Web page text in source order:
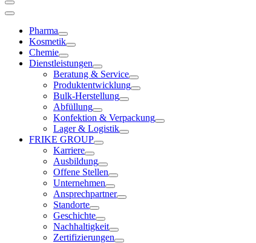
Pharma
Kosmetik
Chemie
Dienstleistungen
Beratung & Service
Produktentwicklung
Bulk-Herstellung
Abfüllung
Konfektion & Verpackung
Lager & Logistik
FRIKE GROUP
Karriere
Ausbildung
Offene Stellen
Unternehmen
Ansprechpartner
Standorte
Geschichte
Nachhaltigkeit
Zertifizierungen